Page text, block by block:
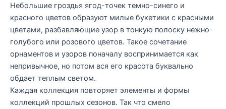
Небольшие гроздья ягод-точек темно-синего и
красного цветов образуют милые букетики с красными
цветами, разбавляющие узор в тонкую полоску нежно-
голубого или розового цветов. Такое сочетание
орнаментов и узоров поначалу воспринимается как
непривычное, но потом вся его красота буквально
обдает теплым светом.
Каждая коллекция повторяет элементы и формы
коллекций прошлых сезонов. Так что смело